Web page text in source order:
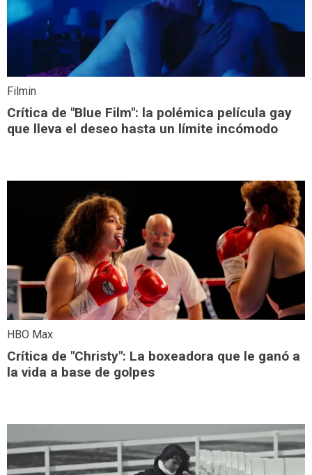
Filmin
Crítica de "Blue Film": la polémica película gay
que lleva el deseo hasta un límite incómodo
HBO Max
Crítica de "Christy": La boxeadora que le ganó a
la vida a base de golpes